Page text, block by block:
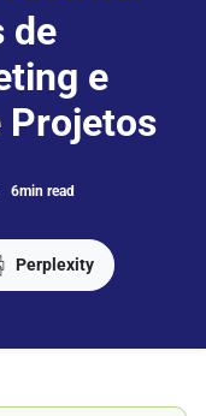
de
e
Projetos
6min read
Perplexity